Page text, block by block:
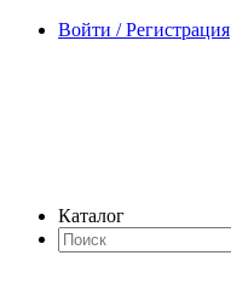
Войти / Регистрация
Каталог